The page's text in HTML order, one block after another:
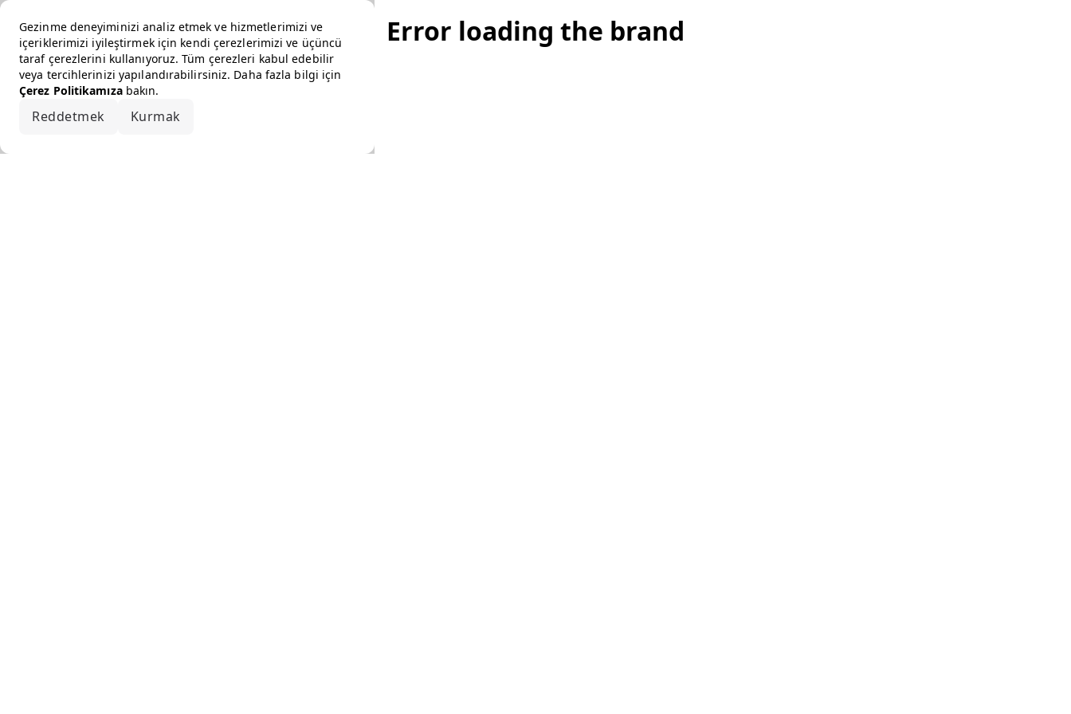
Gezinme deneyiminizi analiz etmek ve hizmetlerimizi ve
içeriklerimizi iyileştirmek için kendi çerezlerimizi ve üçüncü
taraf çerezlerini kullanıyoruz. Tüm çerezleri kabul edebilir
veya tercihlerinizi yapılandırabilirsiniz. Daha fazla bilgi için
Çerez Politikamızabakın.
Reddetmek Kurmak
Error loading the brand